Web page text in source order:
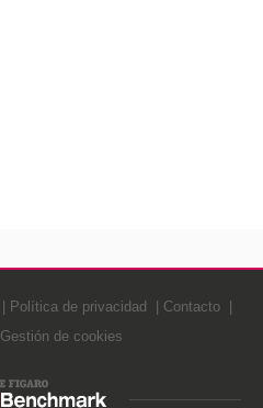
Política de privacidad
Contacto
Gestión de cookies